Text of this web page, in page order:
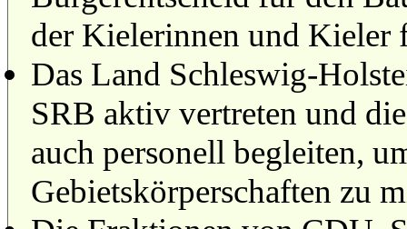
der Kielerinnen und Kieler
Das Land Schleswig-
SRB aktiv vertreten und
auch personell begleiten,
Gebietskörperschaften zu